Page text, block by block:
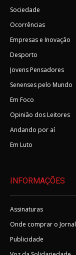
Sociedade
Ocorrências
Empresas e Inovação
Desporto
Jovens Pensadores
Senenses pelo Mundo
Em Foco
Opinião dos Leitores
Andando por aí
Em Luto
INFORMAÇÕES
Assinaturas
Onde comprar o Jornal
Publicidade